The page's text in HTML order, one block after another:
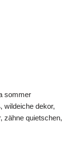
sommer
wildeiche dekor,
zähne quietschen,